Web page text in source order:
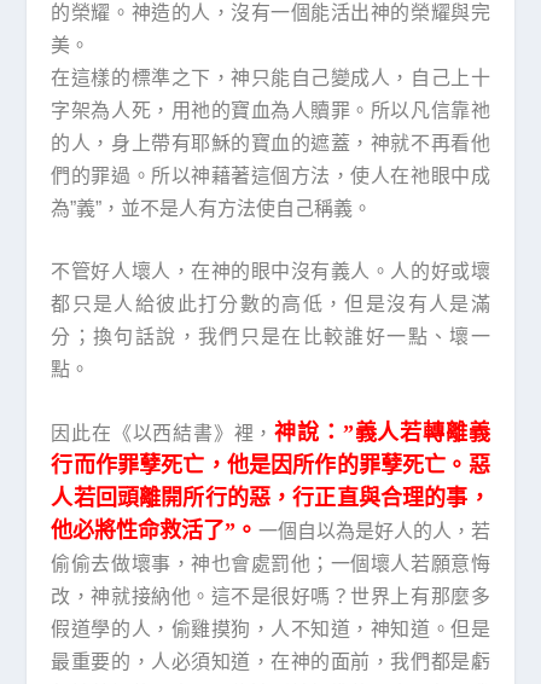
的榮耀。神造的人，沒有一個能活出神的榮耀與完
美。
在這樣的標準之下，神只能自己變成人，自己上十
字架為人死，用祂的寶血為人贖罪。所以凡信靠祂
的人，身上帶有耶穌的寶血的遮蓋，神就不再看他
們的罪過。所以神藉著這個方法，使人在祂眼中成
為”義”，並不是人有方法使自己稱義。
不管好人壞人，在神的眼中沒有義人。人的好或壞
都只是人給彼此打分數的高低，但是沒有人是滿
分；換句話說，我們只是在比較誰好一點、壞一
點。
因此在《以西結書》裡，神說：”義人若轉離義
行而作罪孽死亡，他是因所作的罪孽死亡。惡
人若回頭離開所行的惡，行正直與合理的事，
他必將性命救活了”。 一個自以為是好人的人，若
偷偷去做壞事，神也會處罰他；一個壞人若願意悔
改，神就接納他。這不是很好嗎？世界上有那麼多
假道學的人，偷雞摸狗，人不知道，神知道。但是
最重要的，人必須知道，在神的面前，我們都是虧